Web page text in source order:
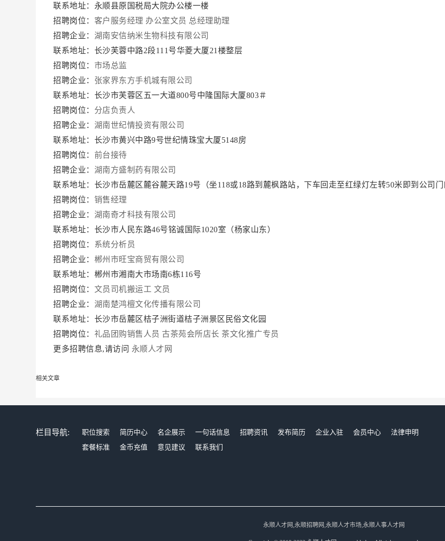
联系地址：永顺县原国税局大院办公楼一楼
招聘岗位： 客户服务经理 办公室文员 总经理助理
招聘企业： 湖南安信纳米生物科技有限公司
联系地址：长沙芙蓉中路2段111号华菱大厦21楼整层
招聘岗位： 市场总监
招聘企业： 张家界东方手机城有限公司
联系地址：长沙市芙蓉区五一大道800号中隆国际大厦803＃
招聘岗位： 分店负责人
招聘企业： 湖南世纪情投资有限公司
联系地址：长沙市黄兴中路9号世纪情珠宝大厦5148房
招聘岗位： 前台接待
招聘企业： 湖南方盛制药有限公司
联系地址：长沙市岳麓区麓谷麓天路19号（坐118或18路到麓枫路站，下车回走至红绿灯左转50米即到公司
招聘岗位： 销售经理
招聘企业： 湖南奇才科技有限公司
联系地址：长沙市人民东路46号铭诚国际1020室（杨家山东）
招聘岗位：
系统分析员
招聘企业： 郴州市旺宝商贸有限公司
联系地址：郴州市湘南大市场南6栋116号
招聘岗位： 文员司机搬运工 文员
招聘企业： 湖南楚鸿檀文化传播有限公司
联系地址：长沙市岳麓区桔子洲街道桔子洲景区民俗文化园
招聘岗位： 礼品团购销售人员 古茶苑会所店长 茶文化推广专员
更多招聘信息,请访问 永顺人才网
相关文章
栏目导航: 职位搜索 简历中心 名企展示 一句话信息 招聘资讯 发布简历 企业入驻 会员中心
法律申明
套餐标准
金币充值 意见建议 联系我们
永顺人才网,永顺招聘网,永顺人才市场,永顺人事人才网